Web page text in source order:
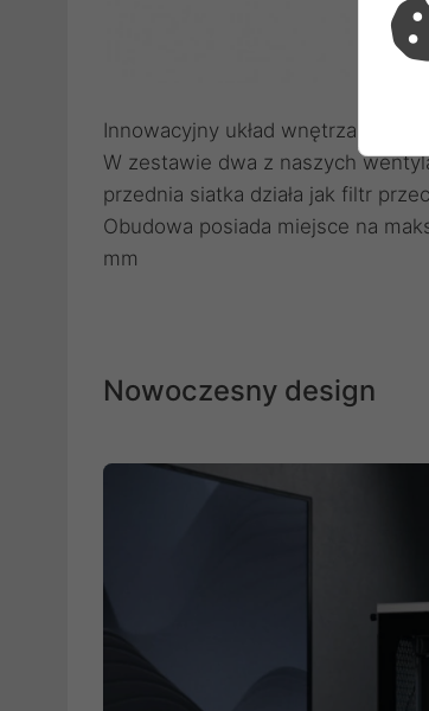
Innowacyjny układ wnętrza dla
W zestawie dwa z naszych
przednia siatka działa jak filtr
Obudowa posiada miejsce na
mm
Nowoczesny design